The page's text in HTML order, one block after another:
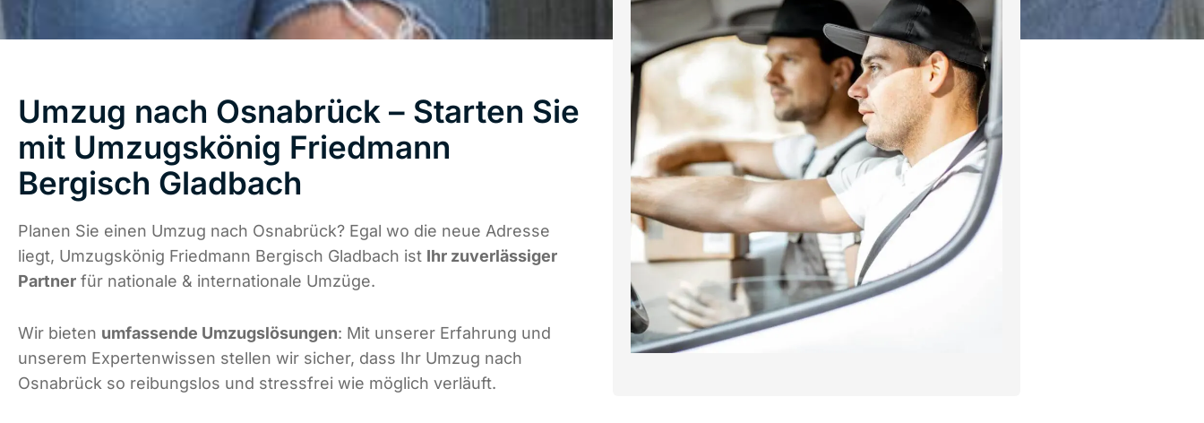
Umzug nach Osnabrück – Starten Sie
mit Umzugskönig Friedmann
Bergisch Gladbach
Planen Sie einen Umzug nach Osnabrück? Egal wo die neue Adresse
liegt, Umzugskönig Friedmann Bergisch Gladbach ist Ihr zuverlässiger
Partner für nationale & internationale Umzüge.
Wir bieten umfassende Umzugslösungen: Mit unserer Erfahrung und
unserem Expertenwissen stellen wir sicher, dass Ihr Umzug nach
Osnabrück so reibungslos und stressfrei wie möglich verläuft.